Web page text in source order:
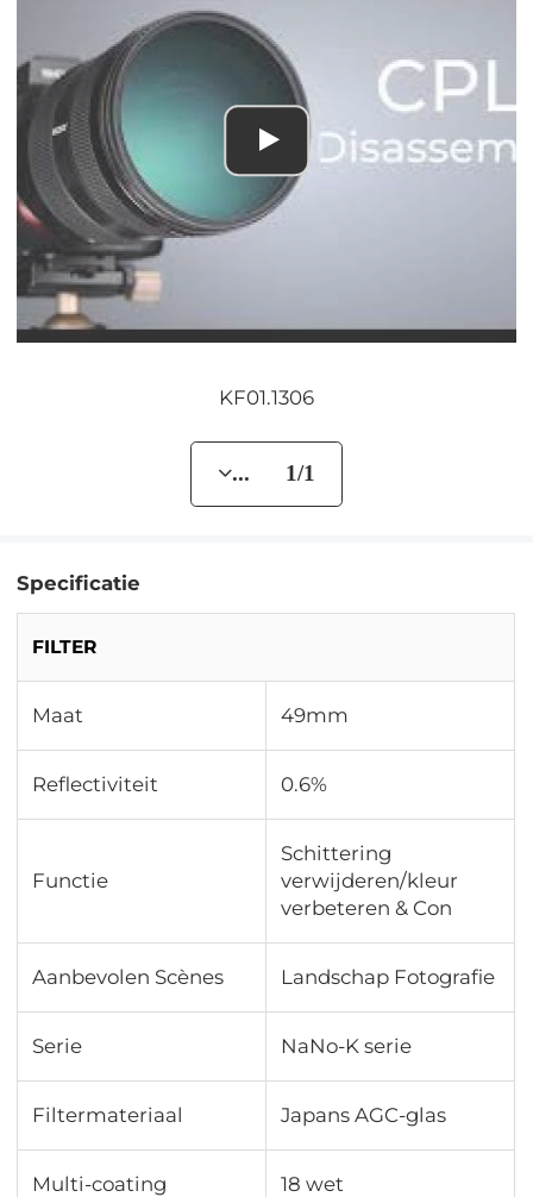
KF01.1306
... 1/1
Specificatie
FILTER
Maat 49mm
Reflectiviteit 0.6%
Functie
Schittering
verwijderen/kleur
verbeteren & Con
Aanbevolen Scènes Landschap Fotografie
Serie NaNo-K serie
Filtermateriaal Japans AGC-glas
Multi-coating 18 wet